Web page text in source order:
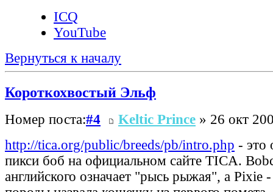
ICQ
YouTube
Вернуться к началу
Короткохвостый Эльф
Номер поста:#4 Keltic Prince » 26 окт
http://tica.org/public/breeds/pb/intro.php - это
пикси боб на официальном сайте TICA.
английского означает "рысь рыжая", а Pixie -